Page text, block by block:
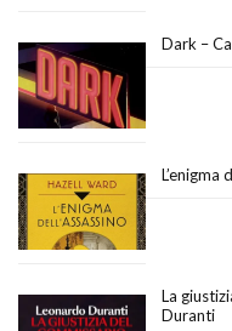
Dark –
L’enigma
La
Duranti